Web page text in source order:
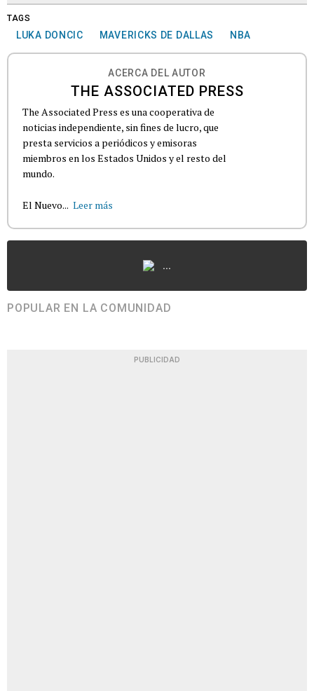
TAGS
LUKA DONCIC MAVERICKS DE DALLAS NBA
ACERCA DEL AUTOR
THE ASSOCIATED PRESS
The Associated Press es una cooperativa de
noticias independiente, sin fines de lucro, que
presta servicios a periódicos y emisoras
miembros en los Estados Unidos y el resto del
mundo.
El Nuevo... Leer más
...
POPULAR EN LA COMUNIDAD
PUBLICIDAD